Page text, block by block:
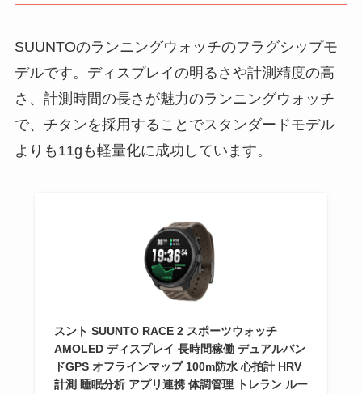
SUUNTOのランニングウォッチのフラグシップモ
デルです。ディスプレイの明るさや計測精度の高
さ、計測時間の長さが魅力のランニングウォッチ
で、チタンを採用することでスタンダードモデル
よりも11gも軽量化に成功しています。
スント SUUNTO RACE 2 スポーツウォッチ
AMOLED ディスプレイ 長時間稼働 デュアルバン
ドGPS オフラインマップ 100m防水 心拍計 HRV
計測 睡眠分析 アプリ連携 体調管理 トレラン ルー